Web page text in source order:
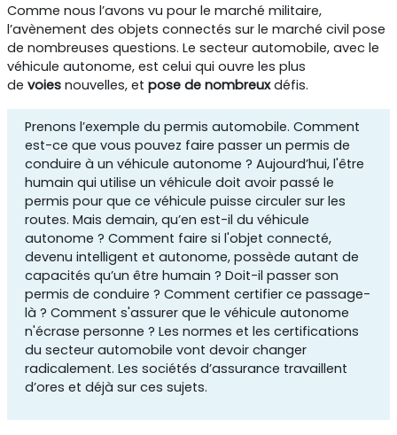
Comme nous l’avons vu pour le marché militaire,
l’avènement des objets connectés sur le marché civil pose
de nombreuses questions. Le secteur automobile, avec le
véhicule autonome, est celui qui ouvre les plus
de voies nouvelles, et pose de nombreuxdéfis.
Prenons l’exemple du permis automobile. Comment
est-ce que vous pouvez faire passer un permis de
conduire à un véhicule autonome ? Aujourd’hui, l'être
humain qui utilise un véhicule doit avoir passé le
permis pour que ce véhicule puisse circuler sur les
routes. Mais demain, qu’en est-il du véhicule
autonome ? Comment faire si l'objet connecté,
devenu intelligent et autonome, possède autant de
capacités qu’un être humain ? Doit-il passer son
permis de conduire ? Comment certifier ce passage-
là ? Comment s'assurer que le véhicule autonome
n'écrase personne ? Les normes et les certifications
du secteur automobile vont devoir changer
radicalement. Les sociétés d’assurance travaillent
d’ores et déjà sur ces sujets.